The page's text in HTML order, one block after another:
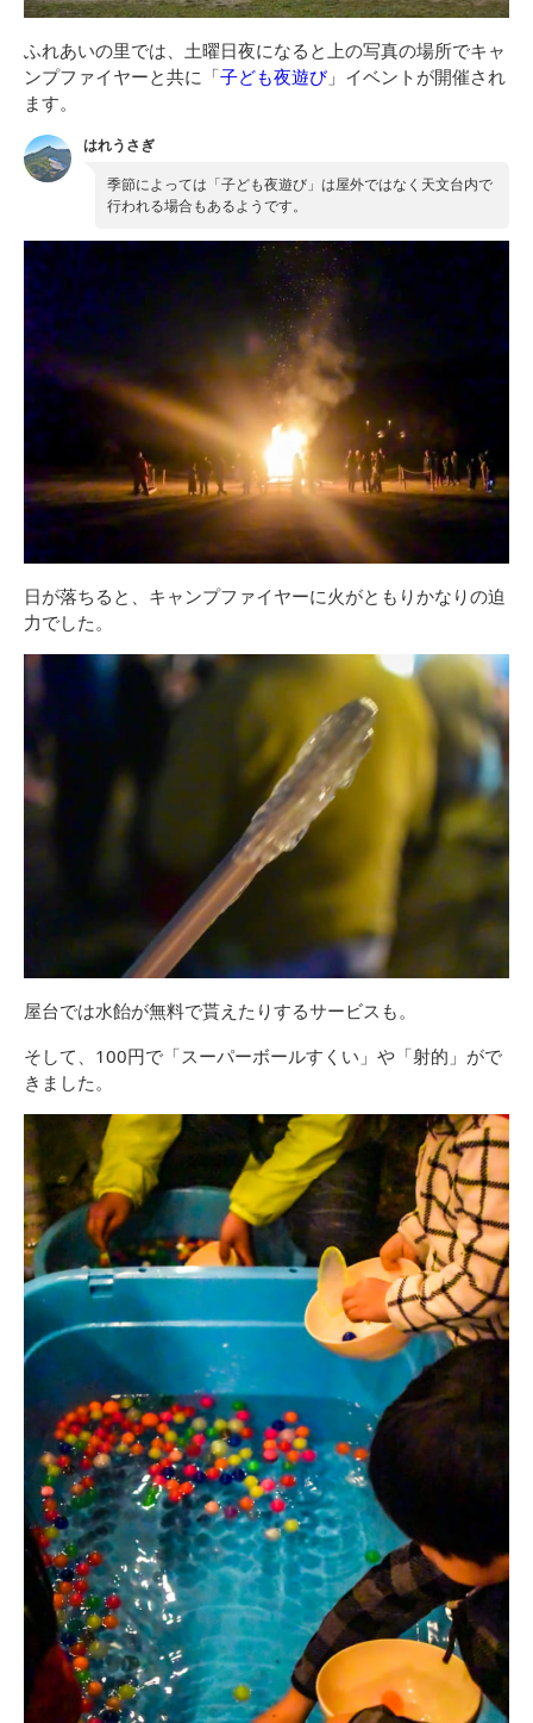
ふれあいの里では、土曜日夜になると上の写真の場所でキャ
ンプファイヤーと共に「子ども夜遊び」イベントが開催され
ます。
はれうさぎ
季節によっては「子ども夜遊び」は屋外ではなく天文台内で
行われる場合もあるようです。
日が落ちると、キャンプファイヤーに火がともりかなりの迫
力でした。
屋台では水飴が無料で貰えたりするサービスも。
そして、100円で「スーパーボールすくい」や「射的」がで
きました。